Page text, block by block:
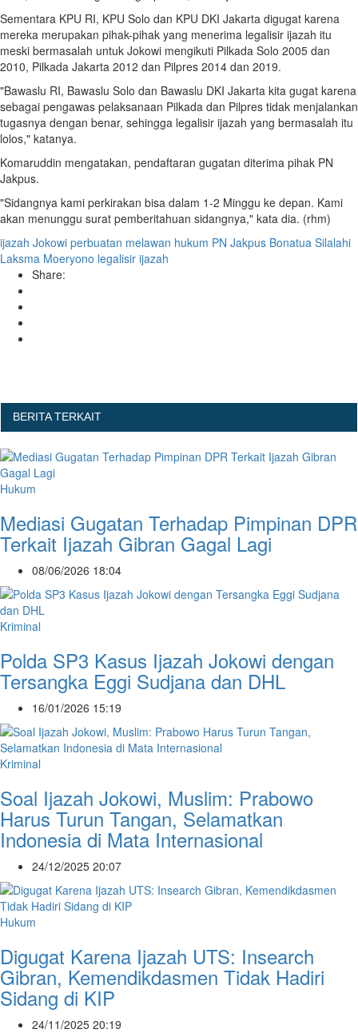
Sementara KPU RI, KPU Solo dan KPU DKI Jakarta digugat karena
mereka merupakan pihak-pihak yang menerima legalisir ijazah itu
meski bermasalah untuk Jokowi mengikuti Pilkada Solo 2005 dan
2010, Pilkada Jakarta 2012 dan Pilpres 2014 dan 2019.
"Bawaslu RI, Bawaslu Solo dan Bawaslu DKI Jakarta kita gugat karena
sebagai pengawas pelaksanaan Pilkada dan Pilpres tidak menjalankan
tugasnya dengan benar, sehingga legalisir ijazah yang bermasalah itu
lolos," katanya.
Komaruddin mengatakan, pendaftaran gugatan diterima pihak PN
Jakpus.
"Sidangnya kami perkirakan bisa dalam 1-2 Minggu ke depan. Kami
akan menunggu surat pemberitahuan sidangnya," kata dia. (rhm)
ijazah Jokowi perbuatan melawan hukum PN Jakpus Bonatua Silalahi
Laksma Moeryono legalisir ijazah
Share:
BERITA TERKAIT
Hukum
Mediasi Gugatan Terhadap Pimpinan DPR
Terkait Ijazah Gibran Gagal Lagi
08/06/2026 18:04
Kriminal
Polda SP3 Kasus Ijazah Jokowi dengan
Tersangka Eggi Sudjana dan DHL
16/01/2026 15:19
Kriminal
Soal Ijazah Jokowi, Muslim: Prabowo
Harus Turun Tangan, Selamatkan
Indonesia di Mata Internasional
24/12/2025 20:07
Hukum
Digugat Karena Ijazah UTS: Insearch
Gibran, Kemendikdasmen Tidak Hadiri
Sidang di KIP
24/11/2025 20:19